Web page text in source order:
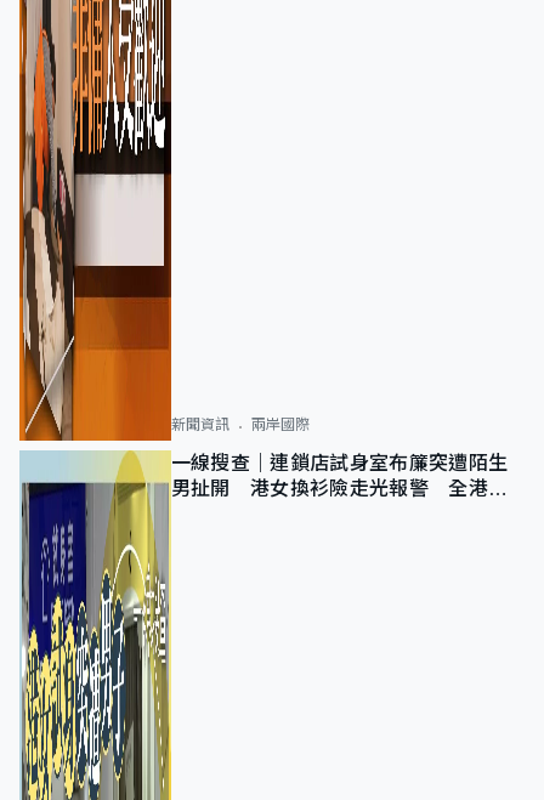
新聞資訊 兩岸國際
一線搜查｜連鎖店試身室布簾突遭陌生
男扯開 港女換衫險走光報警 全港分